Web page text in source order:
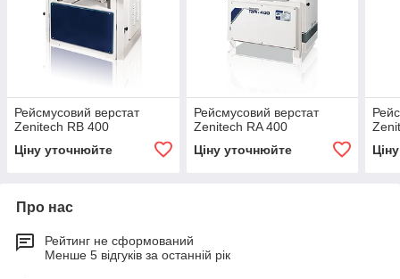
Рейсмусовий верстат
Zenitech RB 400
Ціну уточнюйте
Рейсмусовий верстат
Zenitech RA 400
Ціну уточнюйте
Про нас
Рейтинг не сформований
Менше 5 відгуків за останній рік